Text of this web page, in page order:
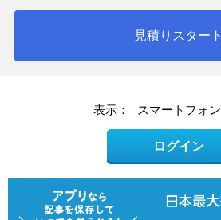
見積りスタート
表示： スマートフォン
ログイン